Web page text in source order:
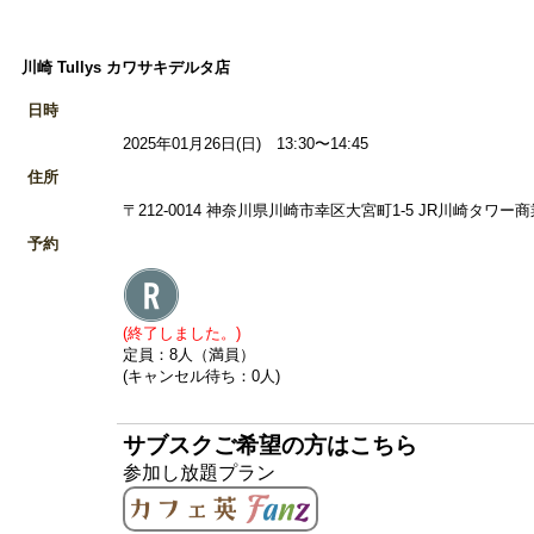
川崎 Tullys カワサキデルタ店
日時
2025年01月26日(日) 13:30〜14:45
住所
〒212-0014 神奈川県川崎市幸区大宮町1-5 JR川崎タワー
予約
(終了しました。)
定員：8人（満員）
(キャンセル待ち：0人)
サブスクご希望の方はこちら
参加し放題プラン